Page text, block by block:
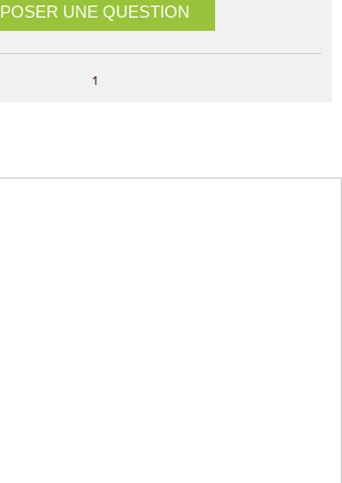
POSER UNE QUESTION
1